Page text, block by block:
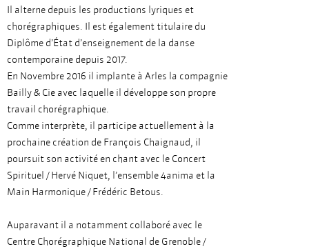
Il alterne depuis les productions lyriques et
chorégraphiques. Il est également titulaire du
Diplôme d’État d’enseignement de la danse
contemporaine depuis 2017.
En Novembre 2016 il implante à Arles la compagnie
Bailly & Cie avec laquelle il développe son propre
travail chorégraphique.
Comme interprète, il participe actuellement à la
prochaine création de François Chaignaud, il
poursuit son activité en chant avec le Concert
Spirituel / Hervé Niquet, l’ensemble 4anima et la
Main Harmonique / Frédéric Betous.
Auparavant il a notamment collaboré avec le
Centre Chorégraphique National de Grenoble /